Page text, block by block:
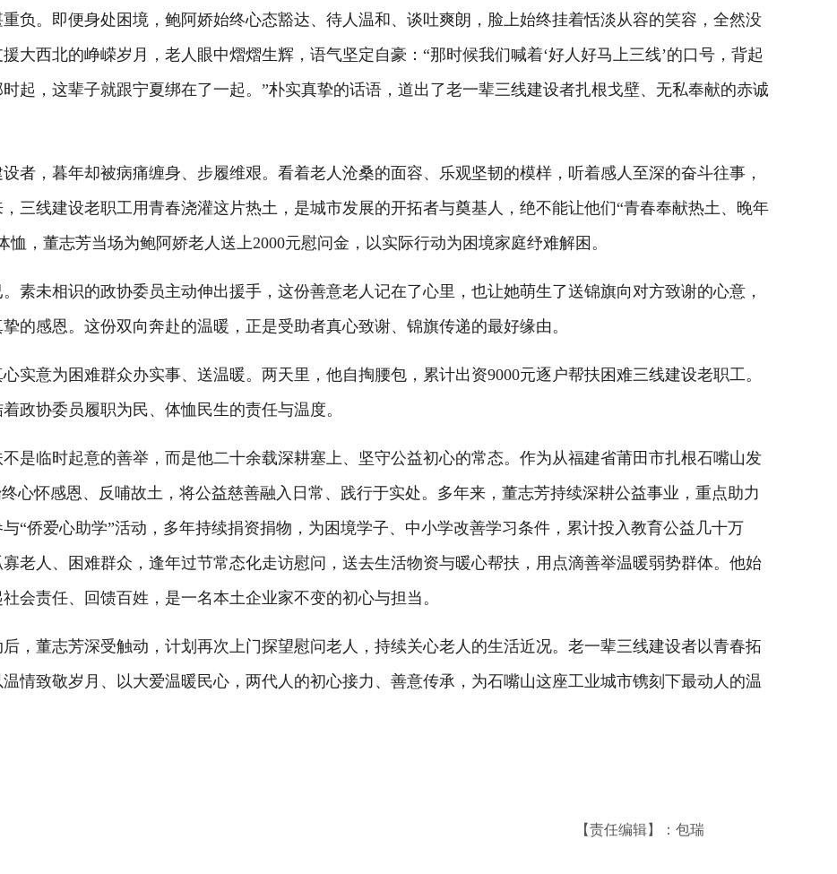
负。即便身处困境，鲍阿娇始终心态豁达、待人温和、谈吐爽朗，脸上始终挂着恬淡从容的笑容，全然没
大西北的峥嵘岁月，老人眼中熠熠生辉，语气坚定自豪：“那时候我们喊着‘好人好马上三线’的口号，背起
起，这辈子就跟宁夏绑在了一起。”朴实真挚的话语，道出了老一辈三线建设者扎根戈壁、无私奉献的赤诚
，暮年却被病痛缠身、步履维艰。看着老人沧桑的面容、乐观坚韧的模样，听着感人至深的奋斗往事，
三线建设老职工用青春浇灌这片热土，是城市发展的开拓者与奠基人，绝不能让他们“青春奉献热土、晚年
，董志芳当场为鲍阿娇老人送上2000元慰问金，以实际行动为困境家庭纾难解困。
未相识的政协委员主动伸出援手，这份善意老人记在了心里，也让她萌生了送锦旗向对方致谢的心意，
的感恩。这份双向奔赴的温暖，正是受助者真心致谢、锦旗传递的最好缘由。
意为困难群众办实事、送温暖。两天里，他自掏腰包，累计出资9000元逐户帮扶困难三线建设老职工。
政协委员履职为民、体恤民生的责任与温度。
临时起意的善举，而是他二十余载深耕塞上、坚守公益初心的常态。作为从福建省莆田市扎根石嘴山发
心怀感恩、反哺故土，将公益慈善融入日常、践行于实处。多年来，董志芳持续深耕公益事业，重点助力
“侨爱心助学”活动，多年持续捐资捐物，为困境学子、中小学改善学习条件，累计投入教育公益几十万
老人、困难群众，逢年过节常态化走访慰问，送去生活物资与暖心帮扶，用点滴善举温暖弱势群体。他始
会责任、回馈百姓，是一名本土企业家不变的初心与担当。
董志芳深受触动，计划再次上门探望慰问老人，持续关心老人的生活近况。老一辈三线建设者以青春拓
情致敬岁月、以大爱温暖民心，两代人的初心接力、善意传承，为石嘴山这座工业城市镌刻下最动人的温
【责任编辑】：包瑞